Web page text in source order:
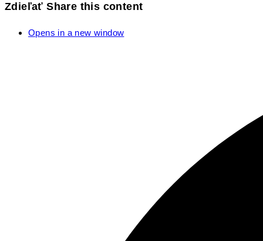
Zdieľať Share this content
Opens in a new window